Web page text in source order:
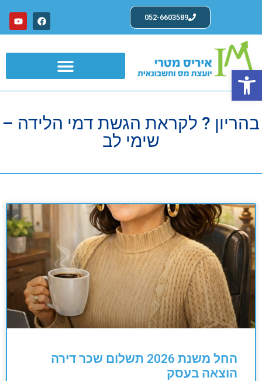
פתח סרגל נגישות
052-6603589
בהריון ? לקראת הגשת דמי הלידה –
שימי לב
החל משנת 2026 תשלום שכר דירה
הוצאה בעסק